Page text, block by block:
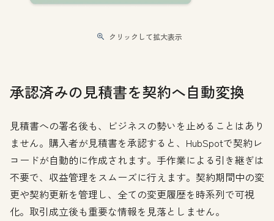
クリックして拡大表示
承認済みの見積書を契約へ自動変換
見積書への署名後も、ビジネスの勢いを止めることはあり
ません。購入者が見積書を承認すると、HubSpotで契約レ
コードが自動的に作成されます。手作業による引き継ぎは
不要で、収益管理をスムーズに行えます。契約期間中の変
更や契約更新を管理し、全ての変更履歴を時系列で可視
化。取引成立後も重要な情報を見落としません。